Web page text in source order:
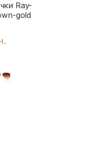
Ray-
gold